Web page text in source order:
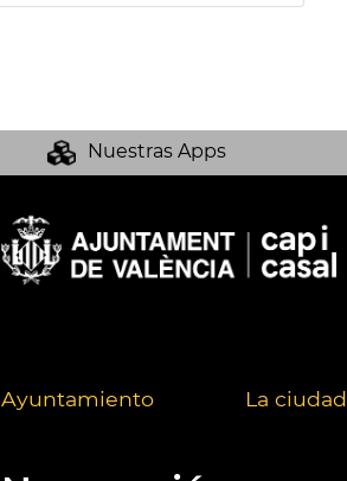
Nuestras Apps
Ayuntamiento La ciudad